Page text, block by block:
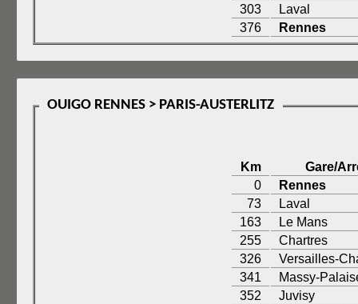
303
Laval
376
Rennes
OUIGO RENNES > PARIS-AUSTERLITZ
Km
Gare/
0
Rennes
73
Laval
163
Le Mans
255
Chartres
326
Versailles-
341
Massy-
352
Juvisy